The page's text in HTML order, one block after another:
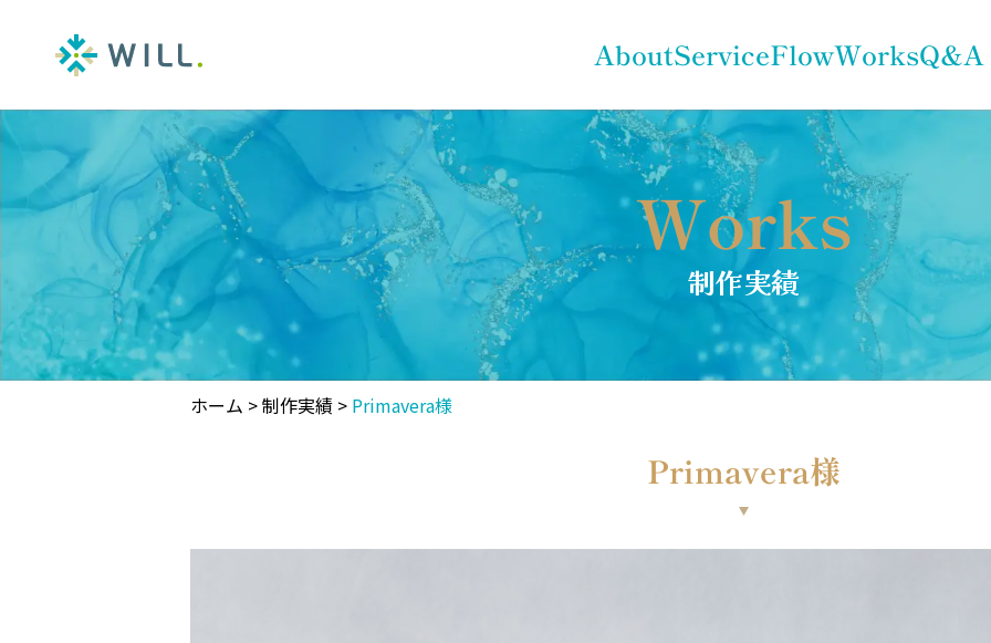
AboutServiceFlowWorksQ&A
Works
制作実績
ホーム >制作実績 > Primavera様
Primavera様